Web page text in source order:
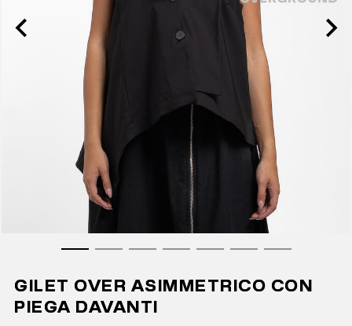
GILET OVER ASIMMETRICO CON
PIEGA DAVANTI